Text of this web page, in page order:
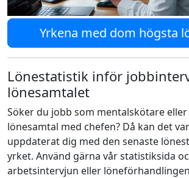
Yrkena med dom högsta
Lönestatistik inför
lönesamtalet
Söker du jobb som mentalskötare
lönesamtal med chefen? Då kan det
uppdaterat dig med den senaste
yrket. Använd gärna vår statistiksida
arbetsintervjun eller